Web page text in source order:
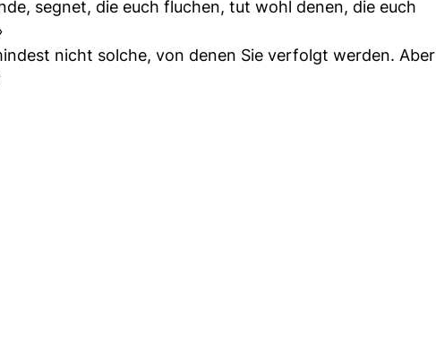
segnet, die euch fluchen, tut wohl denen, die euch
nicht solche, von denen Sie verfolgt werden. Aber